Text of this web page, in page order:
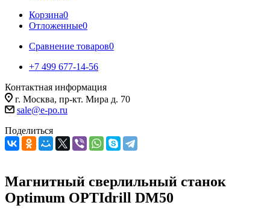
Корзина0
Отложенные0
Сравнение товаров0
+7 499 677-14-56
Контактная информация
г. Москва, пр-кт. Мира д. 70
sale@e-po.ru
Поделиться
Магнитный сверлильный станок
Optimum OPTIdrill DM50